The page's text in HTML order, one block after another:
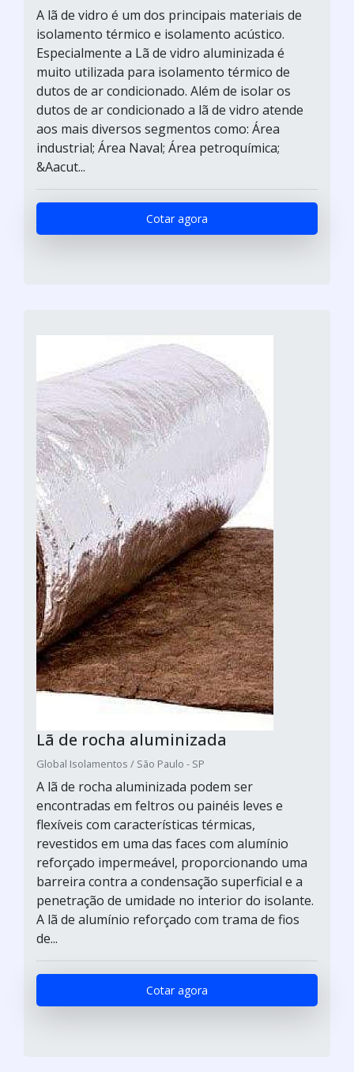
A lã de vidro é um dos principais materiais de
isolamento térmico e isolamento acústico.
Especialmente a Lã de vidro aluminizada é
muito utilizada para isolamento térmico de
dutos de ar condicionado. Além de isolar os
dutos de ar condicionado a lã de vidro atende
aos mais diversos segmentos como: Área
industrial; Área Naval; Área petroquímica;
&Aacut...
Cotar agora
Lã de rocha aluminizada
Global Isolamentos / São Paulo - SP
A lã de rocha aluminizada podem ser
encontradas em feltros ou painéis leves e
flexíveis com características térmicas,
revestidos em uma das faces com alumínio
reforçado impermeável, proporcionando uma
barreira contra a condensação superficial e a
penetração de umidade no interior do isolante.
A lã de alumínio reforçado com trama de fios
de...
Cotar agora